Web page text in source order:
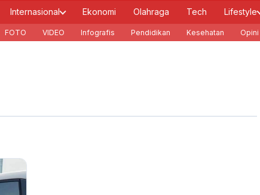
Internasional Ekonomi Olahraga Tech Lifestyle
FOTO VIDEO Infografis Pendidikan Kesehatan Opini